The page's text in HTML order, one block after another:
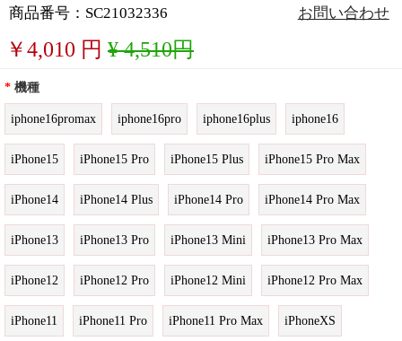
商品番号：SC21032336 お問い合わせ
￥4,010 円 ¥ 4,510円
* 機種
iphone16promax iphone16pro iphone16plus iphone16
iPhone15 iPhone15 Pro iPhone15 Plus iPhone15 Pro Max
iPhone14 iPhone14 Plus iPhone14 Pro iPhone14 Pro Max
iPhone13 iPhone13 Pro iPhone13 Mini iPhone13 Pro Max
iPhone12 iPhone12 Pro iPhone12 Mini iPhone12 Pro Max
iPhone11 iPhone11 Pro iPhone11 Pro Max iPhoneXS